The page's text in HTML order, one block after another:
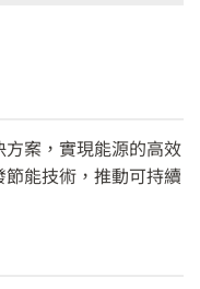
案，實現能源的高效
能技術，推動可持續